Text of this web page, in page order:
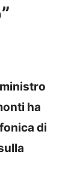
ha
di